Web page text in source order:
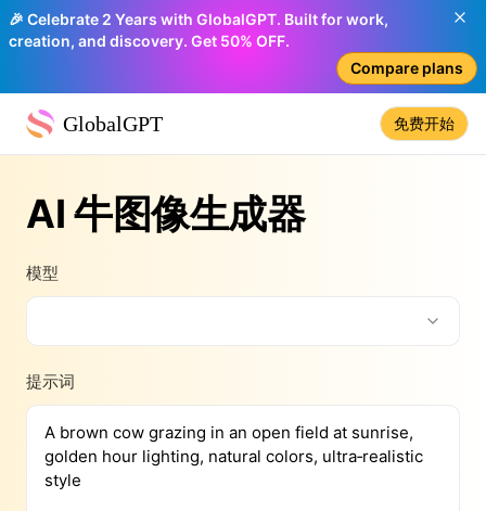
🎉 Celebrate 2 Years with GlobalGPT. Built for work,
creation, and discovery. Get 50% OFF.
Compare plans
GlobalGPT 免费开始
AI 牛图像生成器
模型
提示词